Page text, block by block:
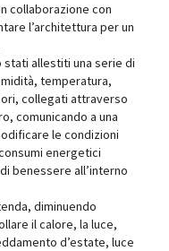
collaborazione con
l’architettura per un
stati allestiti una serie di
temperatura,
collegati attraverso
comunicando a una
le condizioni
energetici
benessere all’interno
diminuendo
il calore, la luce,
d’estate, luce